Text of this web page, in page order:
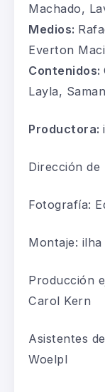
Machado,
Medios:
Everton
Contenidos:
Layla,
Productora:
Dirección de
Fotografía:
Montaje: ilha
Producción
Carol Kern
Asistentes
Woelpl